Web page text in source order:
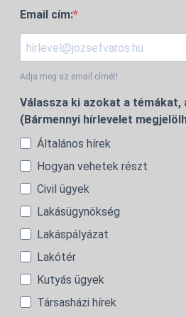
Email cím:
Adja meg az email címét!
Válassza ki azokat a témákat,
(Bármennyi hírlevelet
Általános hírek
Hogyan vehetek részt
Civil ügyek
Lakásügynökség
Lakáspályázat
Lakótér
Kutyás ügyek
Társasházi hírek